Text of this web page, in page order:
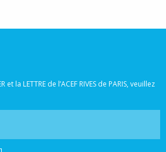
et la LETTRE de l’ACEF RIVES de PARIS, veuillez